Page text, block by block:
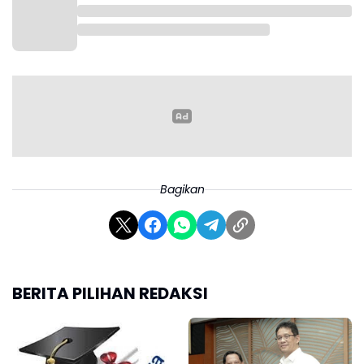
dikutip, Selasa (11/3/2025).
penggeledahan yang dilakukan penyidik KPK. "Hal-
hal terkait lainnya kami tidak bisa mendahului tim
Bagikan
BERITA PILIHAN REDAKSI